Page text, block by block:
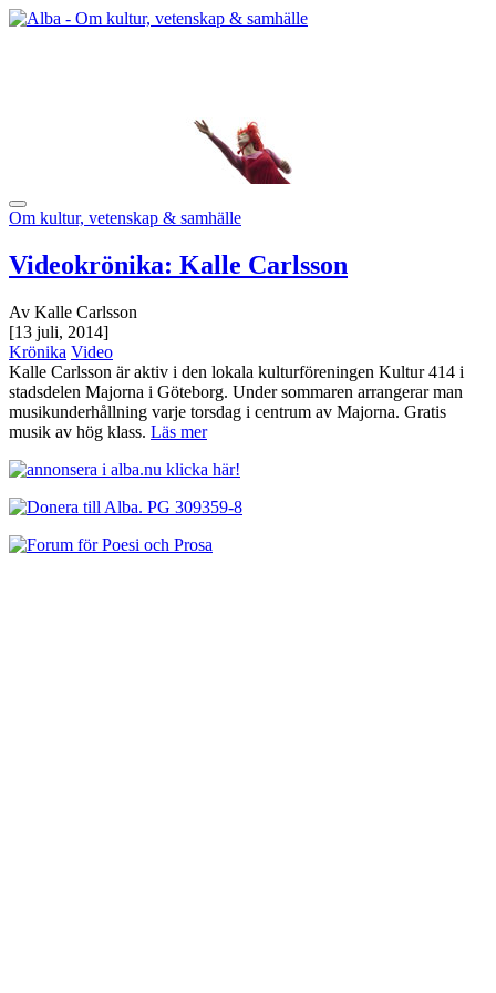
Om kultur, vetenskap & samhälle
Videokrönika: Kalle Carlsson
Av Kalle Carlsson
[13 juli, 2014]
Krönika Video
Kalle Carlsson är aktiv i den lokala kulturföreningen Kultur 414 i
stadsdelen Majorna i Göteborg. Under sommaren arrangerar man
musikunderhållning varje torsdag i centrum av Majorna. Gratis
musik av hög klass. Läs mer